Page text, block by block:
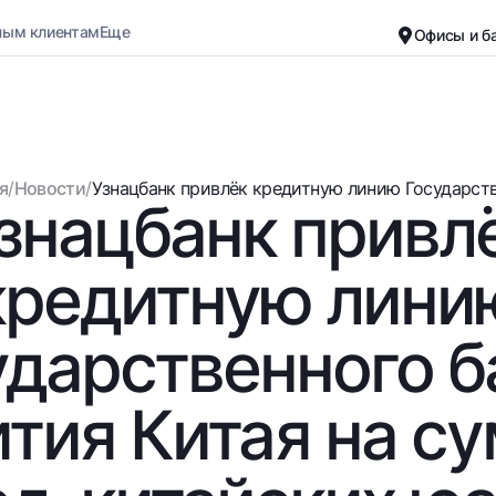
Вклады
Для всех
До востребования
Евро
Возможно все
До востребования USD
Для всех USD
Золотой депозит
Карты
Бесплатные
Премиальные
UzCard/HUMO
Visa
Visa FIFA
Mastercard
клиентамЕще Офисы и
Черно-белая версия
Включить озвучивание
/Новости/Узнацбанк привлёк кредитную линию
Китая на